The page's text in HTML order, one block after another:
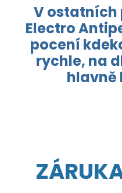
V ostatních
Electro
pocení
rychle, na
hlavně